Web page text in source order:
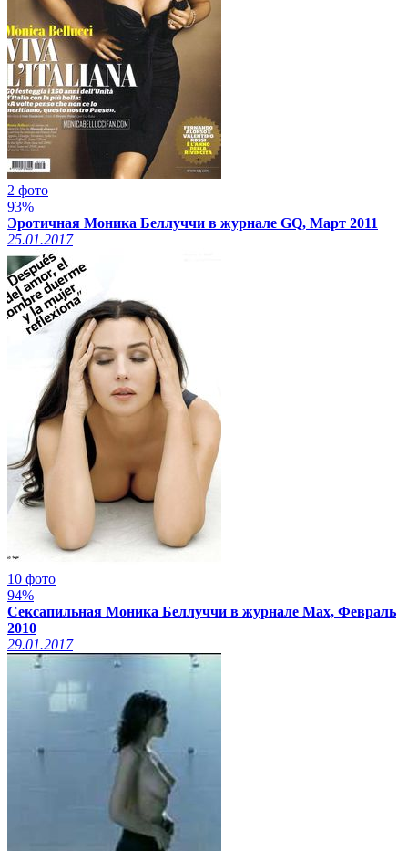
2 фото
93%
Эротичная Моника Беллуччи в журнале GQ, Март 2011
25.01.2017
10 фото
94%
Сексапильная Моника Беллуччи в журнале Max, Февраль
2010
29.01.2017